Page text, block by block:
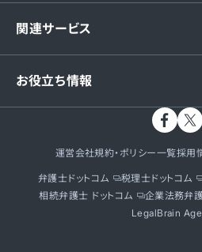
関連サービス
お役立ち情報
運営会社規約・ポリシー一覧採用
弁護士ドットコム 税理士ドットコム
相続弁護士 ドットコム
企業法務弁
LegalBrain